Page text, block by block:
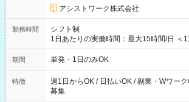
アシストワーク株式会社
勤務時間
シフト制
1日あたりの実働時間：最大15時間/日 ＜
勤務 勤務：月・水・金 休み：火・木・土・日 好きな時に
可能です！ ※1日あたりの最大実働時間は日勤、夜勤共に勤務し
期間 単発・1日のみOK
特徴
週1日からOK / 日払いOK / 副業・Wワー
募集